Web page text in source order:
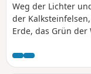
Weg der Lichter
der
Erde, das Grün der
der Duft der
unsere Träume